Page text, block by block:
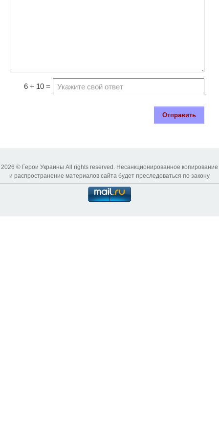
6 + 10 =
Отправить
2026 © Герои Украины All rights reserved. Несанкционированное копирование
и распространение материалов сайта будет преследоваться по закону